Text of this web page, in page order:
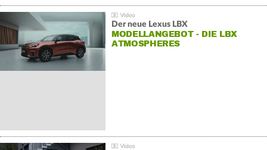
Der neue Lexus LBX
MODELLANGEBOT - DIE LBX
ATMOSPHERES